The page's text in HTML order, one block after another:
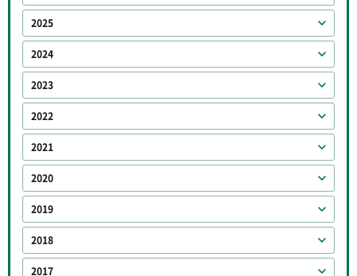
2025
2024
2023
2022
2021
2020
2019
2018
2017